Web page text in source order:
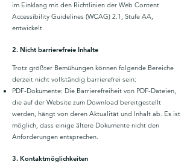
im Einklang mit den Richtlinien der Web Content
Accessibility Guidelines (WCAG) 2.1, Stufe AA,
entwickelt.
2. Nicht barrierefreie Inhalte
Trotz größter Bemühungen können folgende Bereiche
derzeit nicht vollständig barrierefrei sein:
PDF-Dokumente: Die Barrierefreiheit von PDF-Dateien,
die auf der Website zum Download bereitgestellt
werden, hängt von deren Aktualität und Inhalt ab. Es ist
möglich, dass einige ältere Dokumente nicht den
Anforderungen entsprechen.
3. Kontaktmöglichkeiten